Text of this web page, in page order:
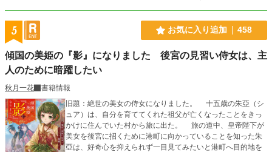
で、皆がほっこり心を癒されていく。 人々や精霊に愛されて
いくユミルは、伝統魔法で仲間たちと悠々自適な生活を目指
5 お気に入り追加 458
傾国の美姫の『影』になりました 後宮の見習い侍女は、主
人のために暗躍したい
秋月一花
書籍情報
旧題：絶世の美女の侍女になりました。 十五歳の朱亞（シ
ュア）は、自分を育ててくれた祖父が亡くなったことをきっ
かけに住んでいた村から旅に出た。 旅の道中、皇帝陛下が
美女を後宮に招くために港町に向かっていることを知った朱
亞は、好奇心を抑えられず一目見てみたいと港町へ目的地を